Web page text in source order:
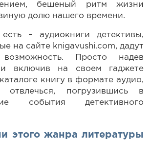
бешеный ритм жизни
долю нашего времени.
– аудиокниги детективы,
на сайте knigavushi.com, дадут
Просто надев
включив на своем гаджете
книгу в формате аудио,
погрузившись в
события детективного
этого жанра литературы